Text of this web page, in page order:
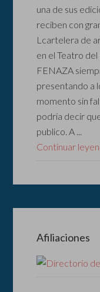
una de sus
reciben con
Lcartelera de
en el Teatro
FENAZA
presentando a
momento sin
podría decir
publico. A ...
Continuar
Afiliaciones